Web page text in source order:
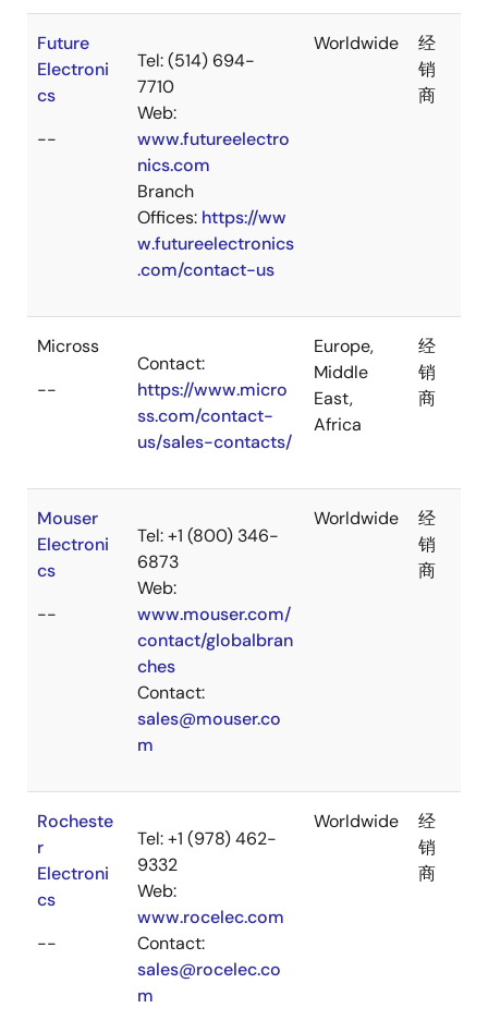
Future
Electroni
cs
--
Tel: (514) 694-
7710
Web:
www.futureelectro
nics.com
Branch
Offices: https://ww
w.futureelectronics
.com/contact-us
Worldwide
经
销
商
Micross
--
Contact:
https://www.micro
ss.com/contact-
us/sales-contacts/
Europe,
Middle
East,
Africa
经
销
商
Mouser
Electroni
cs
--
Tel: +1 (800) 346-
6873
Web:
www.mouser.com/
contact/globalbran
ches
Contact:
sales@mouser.co
m
Worldwide
经
销
商
Rocheste
r
Electroni
cs
--
Tel: +1 (978) 462-
9332
Web:
www.rocelec.com
Contact:
sales@rocelec.co
m
Worldwide
经
销
商